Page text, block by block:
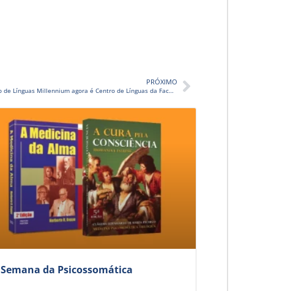
PRÓXIMO
Instituto de Línguas Millennium agora é Centro de Línguas da Faculdade Trilógica Keppe & Pacheco
Semana da Psicossomática